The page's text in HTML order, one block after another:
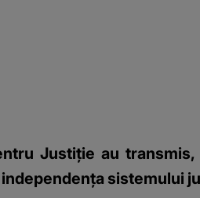
Justiţie au
sistemului